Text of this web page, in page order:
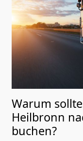
Warum
Heilbronn
buchen?